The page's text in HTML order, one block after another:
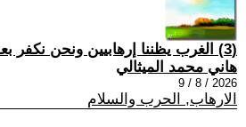
(3) الغرب يظننا إرهابيين ونحن نكفر بعضنا !!
هاني محمد الميثالي
2026 / 8 / 9
الارهاب, الحرب والسلام